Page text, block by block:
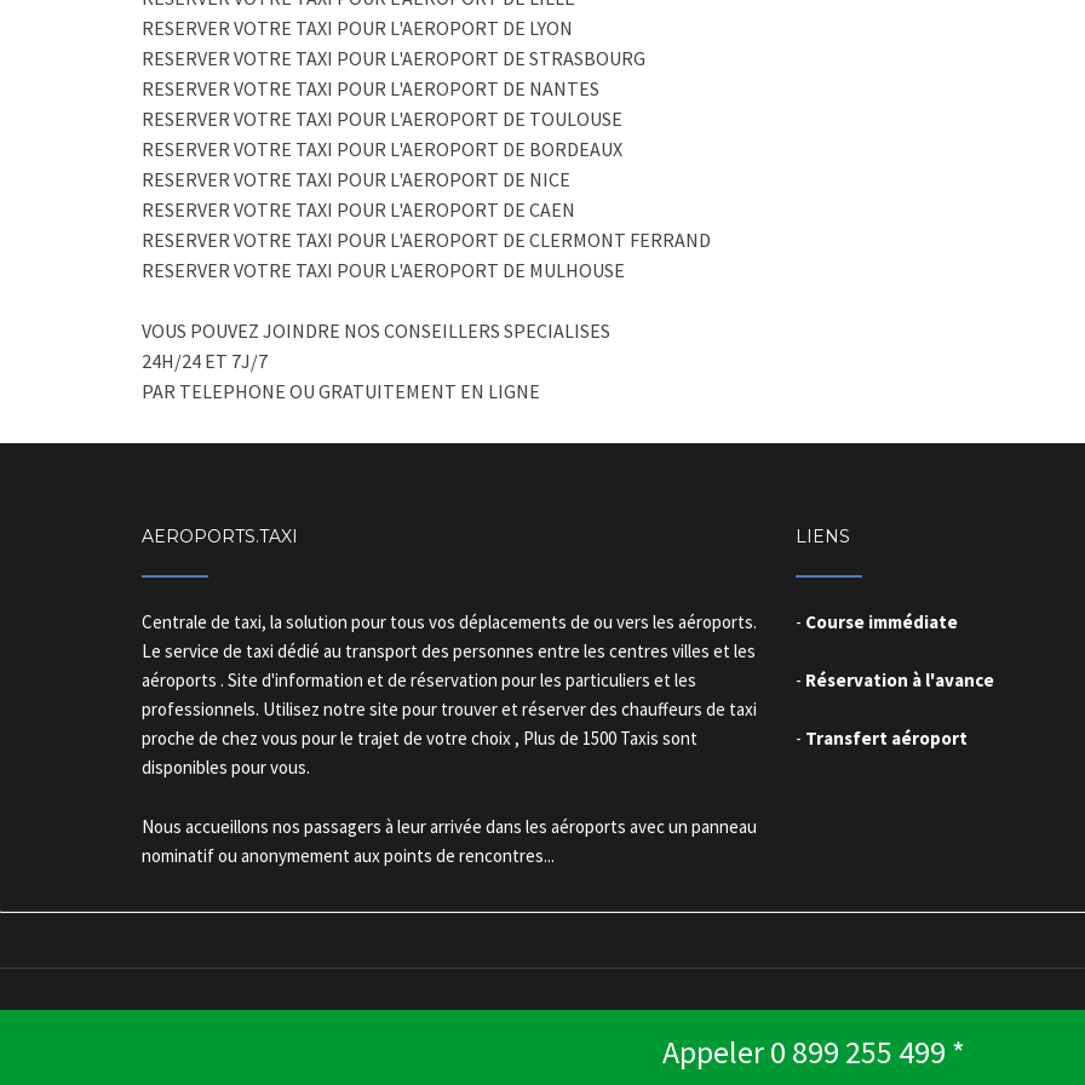
Appeler0 899 255 499 *
RESERVER VOTRE TAXI POUR L'AEROPORT DE LYON
RESERVER VOTRE TAXI POUR L'AEROPORT DE STRASBOURG
RESERVER VOTRE TAXI POUR L'AEROPORT DE NANTES
RESERVER VOTRE TAXI POUR L'AEROPORT DE TOULOUSE
RESERVER VOTRE TAXI POUR L'AEROPORT DE BORDEAUX
RESERVER VOTRE TAXI POUR L'AEROPORT DE NICE
RESERVER VOTRE TAXI POUR L'AEROPORT DE CAEN
RESERVER VOTRE TAXI POUR L'AEROPORT DE CLERMONT FERRAND
RESERVER VOTRE TAXI POUR L'AEROPORT DE MULHOUSE
VOUS POUVEZ JOINDRE NOS CONSEILLERS SPECIALISES
24H/24 ET 7J/7
PAR TELEPHONE OU GRATUITEMENT EN LIGNE
AEROPORTS.TAXI
Centrale de taxi, la solution pour tous vos déplacements de ou vers les aéroports.
Le service de taxi dédié au transport des personnes entre les centres villes et les
aéroports . Site d'information et de réservation pour les particuliers et les
professionnels. Utilisez notre site pour trouver et réserver des chauffeurs de taxi
proche de chez vous pour le trajet de votre choix , Plus de 1500 Taxis sont
disponibles pour vous.
Nous accueillons nos passagers à leur arrivée dans les aéroports avec un panneau
nominatif ou anonymement aux points de rencontres...
LIENS
- Course immédiate
- Réservation à l'avance
- Transfert aéroport
© Copyright 2019 Taxi aéroports, réservation de taxi en France. Tous droits réservés . Création